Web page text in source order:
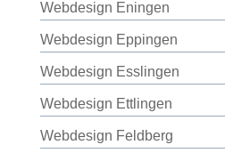
Webdesign Eningen
Webdesign Eppingen
Webdesign Esslingen
Webdesign Ettlingen
Webdesign Feldberg